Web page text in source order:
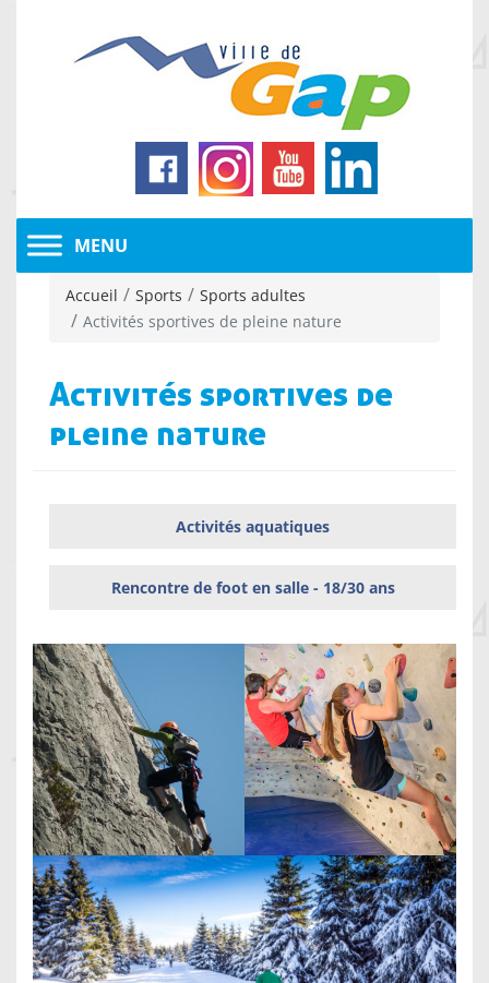
Accueil Sports
Sports adultes
Activités sportives de pleine nature
Activités sportives de
pleine nature
Activités aquatiques
Rencontre de foot en salle - 18/30 ans